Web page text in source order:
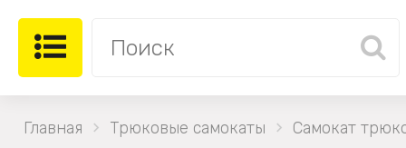
Главная Трюковые самокаты Самокат